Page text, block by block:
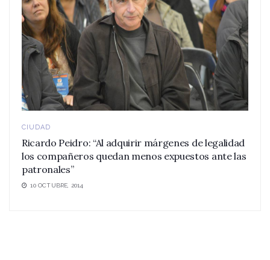
CIUDAD
Ricardo Peidro: “Al adquirir márgenes de legalidad
los compañeros quedan menos expuestos ante las
patronales”
10 OCTUBRE, 2014